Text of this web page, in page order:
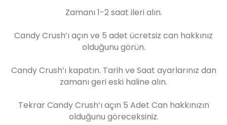
Zamanı 1-2 saat ileri alın.
Candy Crush’ı açın ve 5 adet ücretsiz can hakkınız
olduğunu görün.
Candy Crush’ı kapatın. Tarih ve Saat ayarlarınız dan
zamanı geri eski haline alın.
Tekrar Candy Crush’ı açın 5 Adet Can hakkınızın
olduğunu göreceksiniz.